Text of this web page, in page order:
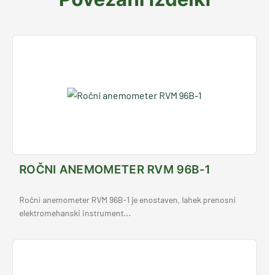
ROČNI ANEMOMETER RVM 96B-1
Ročni anemometer RVM 96B-1 je enostaven, lahek prenosni
elektromehanski instrument...